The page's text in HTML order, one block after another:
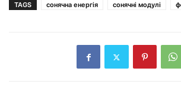
TAGS сонячна енергія сонячні модулі